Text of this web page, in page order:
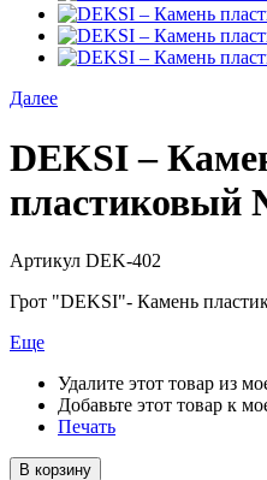
Далее
DEKSI –
пластиковый
Артикул DEK-402
Грот "DEKSI"- Камень
Еще
Удалите этот товар из
Добавьте этот товар к
Печать
В корзину